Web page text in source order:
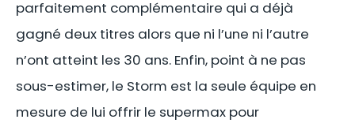
parfaitement complémentaire qui a déjà
gagné deux titres alors que ni l’une ni l’autre
n’ont atteint les 30 ans. Enfin, point à ne pas
sous-estimer, le Storm est la seule équipe en
mesure de lui offrir le supermax pour